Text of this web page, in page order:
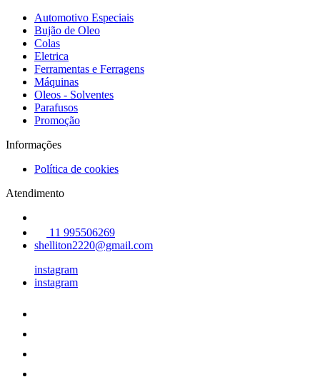
Automotivo Especiais
Bujão de Oleo
Colas
Eletrica
Ferramentas e Ferragens
Máquinas
Oleos - Solventes
Parafusos
Promoção
Informações
Política de cookies
Atendimento
11 995506269
shelliton2220@gmail.com
instagram
instagram